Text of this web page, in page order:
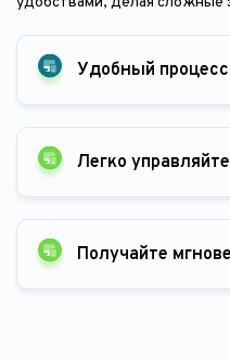
Удобный
Легко
Получайте